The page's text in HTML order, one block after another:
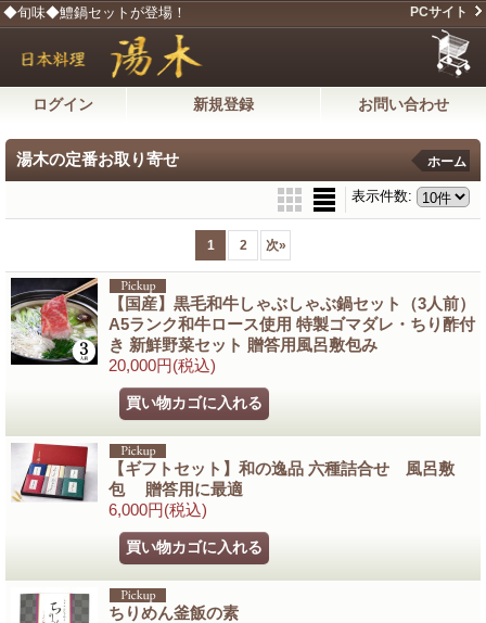
◆旬味◆鱧鍋セットが登場！ PCサイト
ログイン 新規登録 お問い合わせ
湯木の定番お取り寄せ ホーム
表示件数:
1 2 次»
【国産】黒毛和牛しゃぶしゃぶ鍋セット（3人前）
A5ランク和牛ロース使用 特製ゴマダレ・ちり酢付
き 新鮮野菜セット 贈答用風呂敷包み
20,000円(税込)
【ギフトセット】和の逸品 六種詰合せ 風呂敷
包 贈答用に最適
6,000円(税込)
ちりめん釜飯の素